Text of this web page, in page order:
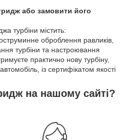
або замовити його
турбіни містить:
оброблення равликів,
турбіни та настроювання
практично нову турбіну,
із сертифікатом якості
на нашому сайті?